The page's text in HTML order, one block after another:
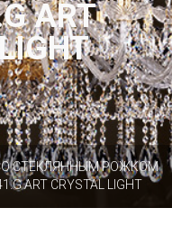
ART
СТЕКЛЯННЫМ РОЖКОМ
ART CRYSTAL LIGHT